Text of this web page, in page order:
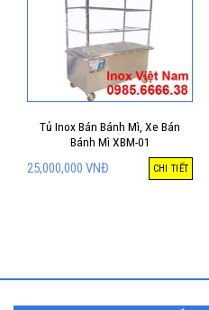
Tủ Inox Bán Bánh Mì, Xe Bán
Bánh Mì XBM-01
25,000,000 VNĐ CHI TIẾT